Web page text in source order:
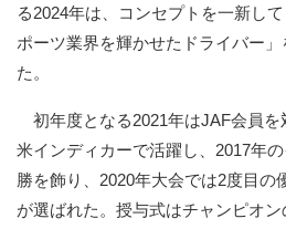
る2024年は、コンセプトを一新し
ポーツ業界を輝かせたドライバー
た。
初年度となる2021年はJAF会員を
米インディカーで活躍し、2017年
勝を飾り、2020年大会では2度目の
が選ばれた。授与式はチャンピオ